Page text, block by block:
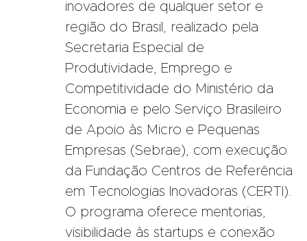
inovadores de qualquer setor e
região do Brasil, realizado pela
Secretaria Especial de
Produtividade, Emprego e
Competitividade do Ministério da
Economia e pelo Serviço Brasileiro
de Apoio às Micro e Pequenas
Empresas (Sebrae), com execução
da Fundação Centros de Referência
em Tecnologias Inovadoras (CERTI).
O programa oferece mentorias,
visibilidade às startups e conexão